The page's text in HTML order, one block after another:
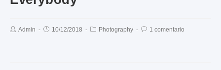
Admin 10/12/2018 Photography 1 comentario